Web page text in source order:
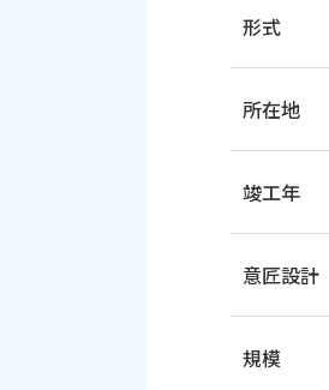
形式
所在地
竣工年
意匠設計
規模